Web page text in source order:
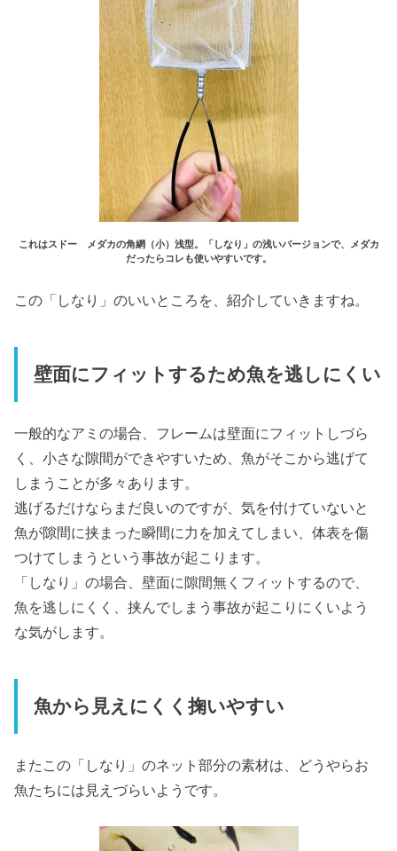
これはスドー メダカの角網（小）浅型。「しなり」の浅いバージョンで、メダカ
だったらコレも使いやすいです。
この「しなり」のいいところを、紹介していきますね。
壁面にフィットするため魚を逃しにくい
一般的なアミの場合、フレームは壁面にフィットしづら
く、小さな隙間ができやすいため、魚がそこから逃げて
しまうことが多々あります。
逃げるだけならまだ良いのですが、気を付けていないと
魚が隙間に挟まった瞬間に力を加えてしまい、体表を傷
つけてしまうという事故が起こります。
「しなり」の場合、壁面に隙間無くフィットするので、
魚を逃しにくく、挟んでしまう事故が起こりにくいよう
な気がします。
魚から見えにくく掬いやすい
またこの「しなり」のネット部分の素材は、どうやらお
魚たちには見えづらいようです。